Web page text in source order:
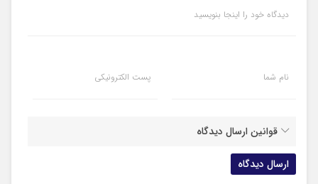
دیدگاه خود را اینجا بنویسید
نام شما پست الکترونیکی
قوانین ارسال دیدگاه